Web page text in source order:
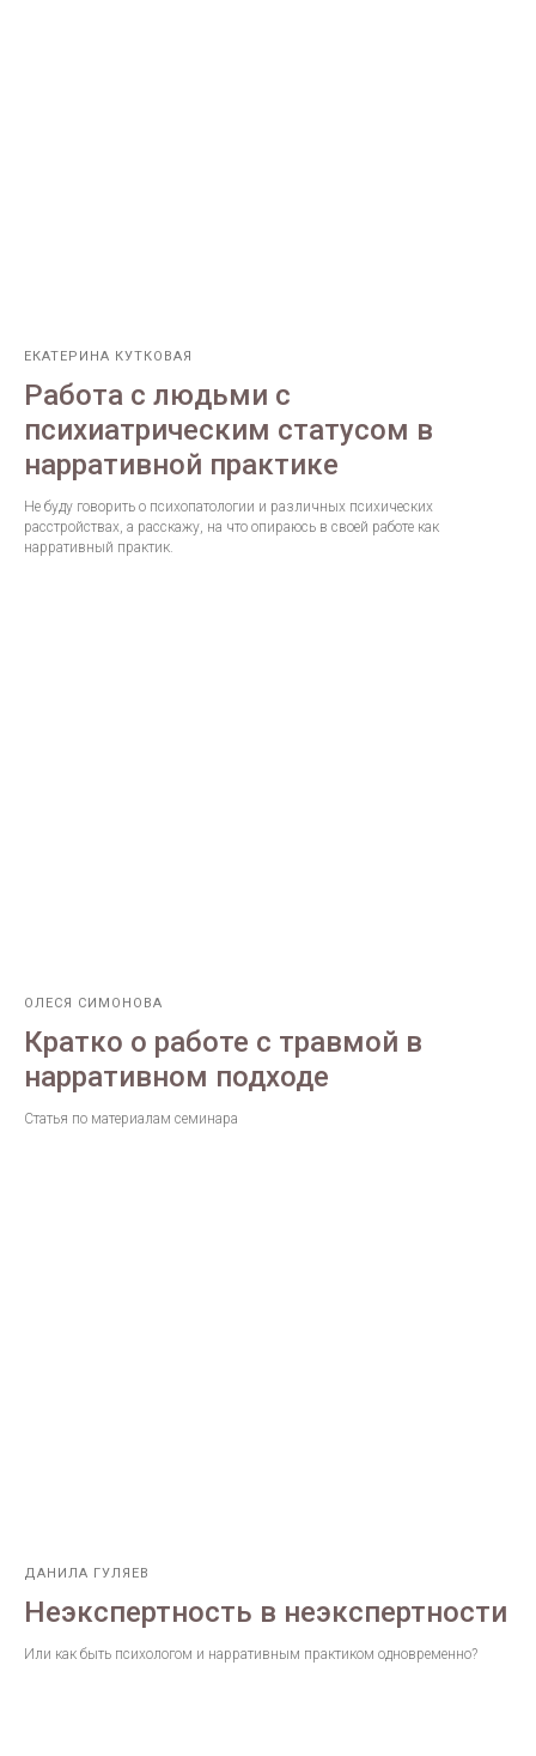
ЕКАТЕРИНА КУТКОВАЯ
Работа с людьми с
психиатрическим статусом в
нарративной практике
Не буду говорить о психопатологии и различных психических
расстройствах, а расскажу, на что опираюсь в своей работе как
нарративный практик.
ОЛЕСЯ СИМОНОВА
Кратко о работе с травмой в
нарративном подходе
Статья по материалам семинара
ДАНИЛА ГУЛЯЕВ
Неэкспертность в неэкспертности
Или как быть психологом и нарративным практиком одновременно?